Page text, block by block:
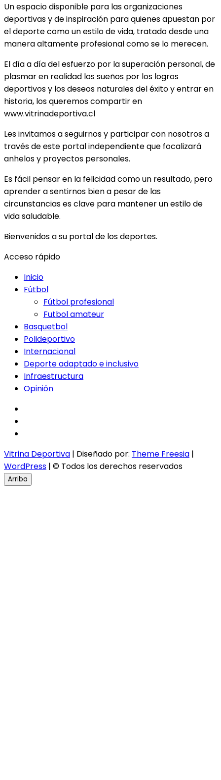
Un espacio disponible para las organizaciones
deportivas y de inspiración para quienes apuestan por
el deporte como un estilo de vida, tratado desde una
manera altamente profesional como se lo merecen.
El día a día del esfuerzo por la superación personal, de
plasmar en realidad los sueños por los logros
deportivos y los deseos naturales del éxito y entrar en
historia, los queremos compartir en
www.vitrinadeportiva.cl
Les invitamos a seguirnos y participar con nosotros a
través de este portal independiente que focalizará
anhelos y proyectos personales.
Es fácil pensar en la felicidad como un resultado, pero
aprender a sentirnos bien a pesar de las
circunstancias es clave para mantener un estilo de
vida saludable.
Bienvenidos a su portal de los deportes.
Acceso rápido
Inicio
Fútbol
Fútbol profesional
Futbol amateur
Basquetbol
Polideportivo
Internacional
Deporte adaptado e inclusivo
Infraestructura
Opinión
Vitrina Deportiva | Diseñado por: Theme Freesia |
WordPress | © Todos los derechos reservados
Arriba